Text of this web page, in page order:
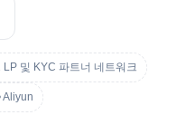
LP 및 KYC 파트너 네트워크
Aliyun